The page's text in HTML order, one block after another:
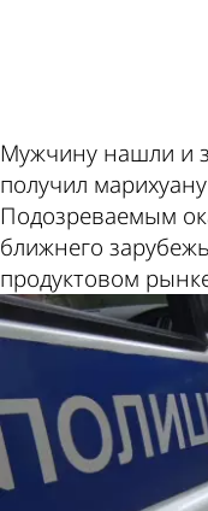
Мужчину нашли и
получил
Подозреваемым
ближнего
продуктовом